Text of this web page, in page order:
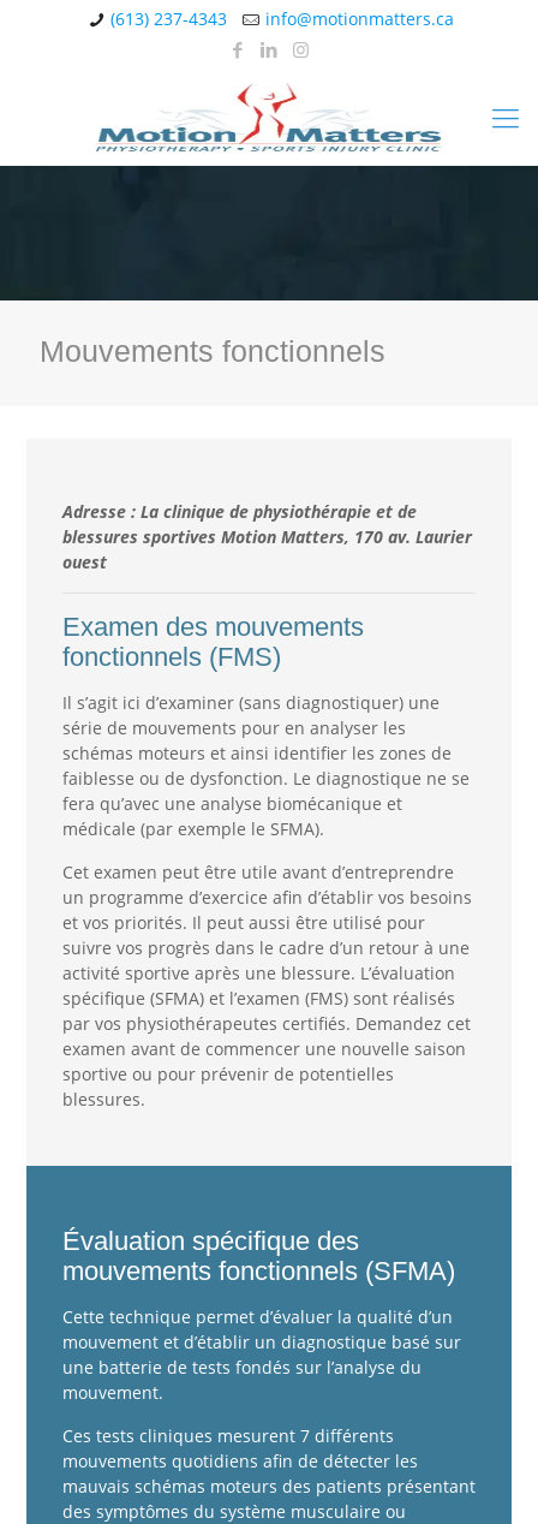
(613) 237-4343 info@motionmatters.ca
Mouvements fonctionnels
Adresse : La clinique de physiothérapie et de
blessures sportives Motion Matters, 170 av. Laurier
ouest
Examen des mouvements
fonctionnels (FMS)
Il s’agit ici d’examiner (sans diagnostiquer) une
série de mouvements pour en analyser les
schémas moteurs et ainsi identifier les zones de
faiblesse ou de dysfonction. Le diagnostique ne se
fera qu’avec une analyse biomécanique et
médicale (par exemple le SFMA).
Cet examen peut être utile avant d’entreprendre
un programme d’exercice afin d’établir vos besoins
et vos priorités. Il peut aussi être utilisé pour
suivre vos progrès dans le cadre d’un retour à une
activité sportive après une blessure. L’évaluation
spécifique (SFMA) et l’examen (FMS) sont réalisés
par vos physiothérapeutes certifiés. Demandez cet
examen avant de commencer une nouvelle saison
sportive ou pour prévenir de potentielles
blessures.
Évaluation spécifique des
mouvements fonctionnels (SFMA)
Cette technique permet d’évaluer la qualité d’un
mouvement et d’établir un diagnostique basé sur
une batterie de tests fondés sur l’analyse du
mouvement.
Ces tests cliniques mesurent 7 différents
mouvements quotidiens afin de détecter les
mauvais schémas moteurs des patients présentant
des symptômes du système musculaire ou